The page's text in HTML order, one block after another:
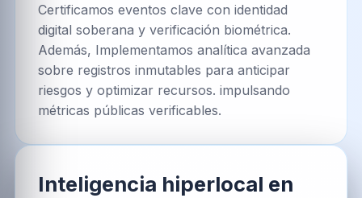
Certificamos eventos clave con identidad
digital soberana y verificación biométrica.
Además, Implementamos analítica avanzada
sobre registros inmutables para anticipar
riesgos y optimizar recursos. impulsando
métricas públicas verificables.
Inteligencia hiperlocal en